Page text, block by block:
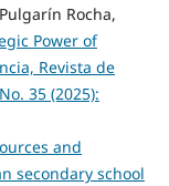
Rocha,
Power of
Revista de
35 (2025):
and
secondary school